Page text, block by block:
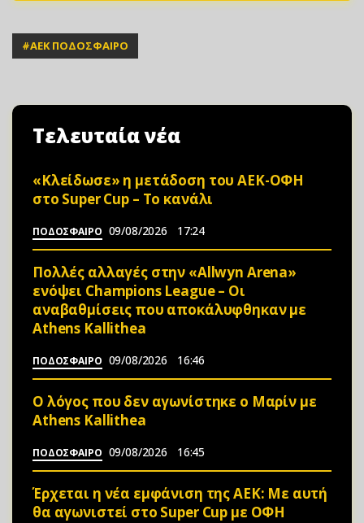
#ΑΕΚ ΠΟΔΟΣΦΑΙΡΟ
Τελευταία νέα
«Κλείδωσε» η μετάδοση του ΑΕΚ-ΟΦΗ
στο Super Cup – Το κανάλι
ΠΟΔΟΣΦΑΙΡΟ 09/08/2026 17:24
Πολλές αλλαγές στην «Allwyn Arena»
ενόψει Champions League – Οι
αναβαθμίσεις που αποκάλυφθηκαν με
Athens Kallithea
ΠΟΔΟΣΦΑΙΡΟ 09/08/2026 16:46
Ο λόγος που δεν αγωνίστηκε ο Μαρίν με
Athens Kallithea
ΠΟΔΟΣΦΑΙΡΟ 09/08/2026 16:45
Έρχεται η νέα εμφάνιση της ΑΕΚ: Με αυτή
θα αγωνιστεί στο Super Cup με ΟΦΗ